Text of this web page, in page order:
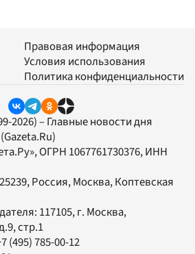
Правовая информация
Условия использования
Политика конфиденциальности
2026) – Главные новости дня
(Gazeta.Ru)
, ОГРН 1067761730376, ИНН
Россия, Москва, Коптевская
117105, г. Москва,
стр.1
(495) 785-00-12